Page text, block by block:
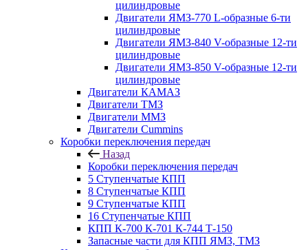
цилиндровые
Двигатели ЯМЗ-770 L-образные 6-ти
цилиндровые
Двигатели ЯМЗ-840 V-образные 12-ти
цилиндровые
Двигатели ЯМЗ-850 V-образные 12-ти
цилиндровые
Двигатели КАМАЗ
Двигатели ТМЗ
Двигатели ММЗ
Двигатели Cummins
Коробки переключения передач
Назад
Коробки переключения передач
5 Ступенчатые КПП
8 Ступенчатые КПП
9 Ступенчатые КПП
16 Ступенчатые КПП
КПП К-700 К-701 К-744 Т-150
Запасные части для КПП ЯМЗ, ТМЗ